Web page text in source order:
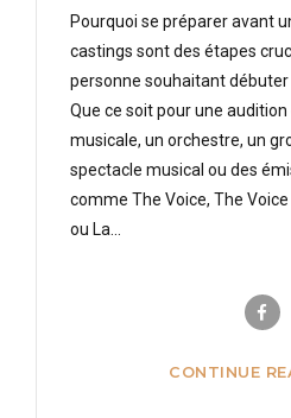
Pourquoi se préparer avant
castings sont des étapes
personne souhaitant débuter
Que ce soit pour une
musicale, un orchestre, un
spectacle musical ou des
comme The Voice, The
ou La...
CONTINUE